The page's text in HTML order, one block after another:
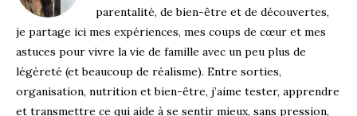
parentalité, de bien-être et de découvertes,
je partage ici mes expériences, mes coups de cœur et mes
astuces pour vivre la vie de famille avec un peu plus de
légèreté (et beaucoup de réalisme). Entre sorties,
organisation, nutrition et bien-être, j’aime tester, apprendre
et transmettre ce qui aide à se sentir mieux, sans pression,